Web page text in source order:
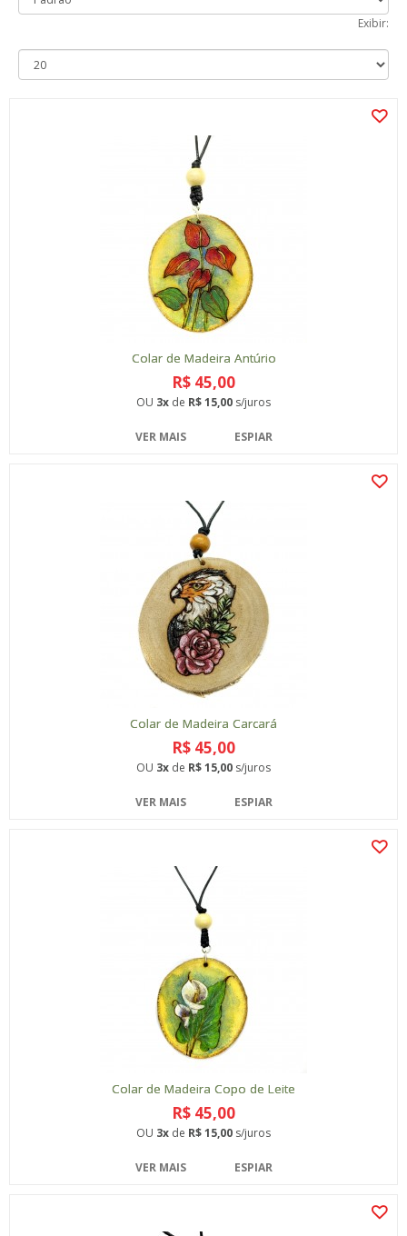
Exibir:
Colar de Madeira Antúrio
R$ 45,00
OU 3x de R$ 15,00 s/juros
VER MAIS ESPIAR
Colar de Madeira Carcará
R$ 45,00
OU 3x de R$ 15,00 s/juros
VER MAIS ESPIAR
Colar de Madeira Copo de Leite
R$ 45,00
OU 3x de R$ 15,00 s/juros
VER MAIS ESPIAR